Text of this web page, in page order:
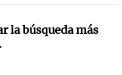
la búsqueda más